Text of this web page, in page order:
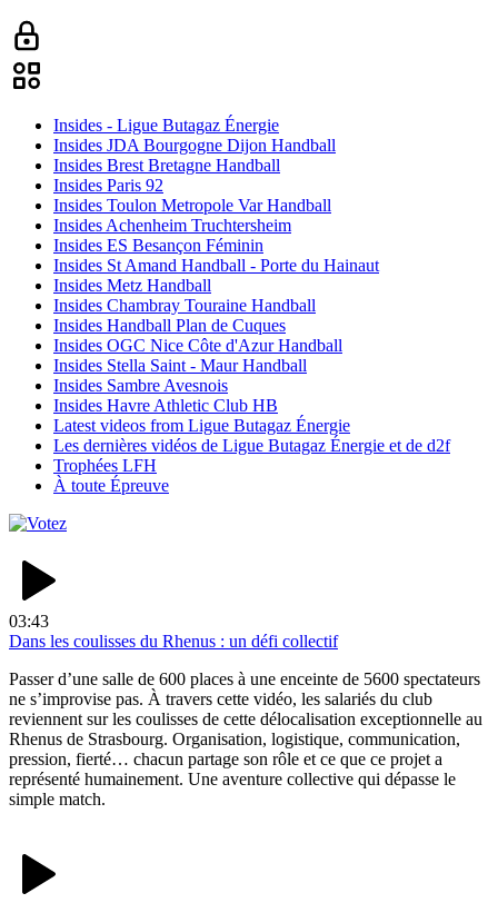
Insides - Ligue Butagaz Énergie
Insides JDA Bourgogne Dijon Handball
Insides Brest Bretagne Handball
Insides Paris 92
Insides Toulon Metropole Var Handball
Insides Achenheim Truchtersheim
Insides ES Besançon Féminin
Insides St Amand Handball - Porte du Hainaut
Insides Metz Handball
Insides Chambray Touraine Handball
Insides Handball Plan de Cuques
Insides OGC Nice Côte d'Azur Handball
Insides Stella Saint - Maur Handball
Insides Sambre Avesnois
Insides Havre Athletic Club HB
Latest videos from Ligue Butagaz Énergie
Les dernières vidéos de Ligue Butagaz Énergie et de d2f
Trophées LFH
À toute Épreuve
03:43
Dans les coulisses du Rhenus : un défi collectif
Passer d’une salle de 600 places à une enceinte de 5600 spectateurs
ne s’improvise pas. À travers cette vidéo, les salariés du club
reviennent sur les coulisses de cette délocalisation exceptionnelle au
Rhenus de Strasbourg. Organisation, logistique, communication,
pression, fierté… chacun partage son rôle et ce que ce projet a
représenté humainement. Une aventure collective qui dépasse le
simple match.